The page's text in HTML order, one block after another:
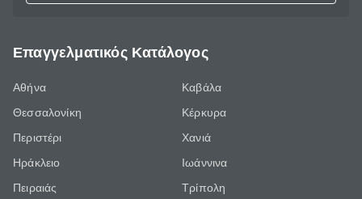
Επαγγελματικός Κατάλογος
Αθήνα
Θεσσαλονίκη
Περιστέρι
Ηράκλειο
Πειραιάς
Καβάλα
Κέρκυρα
Χανιά
Ιωάννινα
Τρίπολη